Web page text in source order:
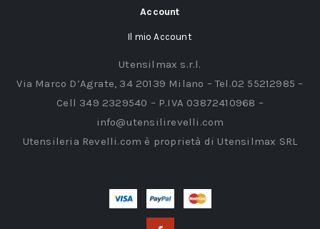
Account
Il mio Account
Utensilmax s.r.l.
Via Marco D’Agrate, 34 20139 Milano – Tel.02 55212985 –
Cell 349 2329540 – P.IVA 03872410968 –
info@utensilirevelli.com
Utensileria Revelli.com è proprietà di Utensilmax SRL